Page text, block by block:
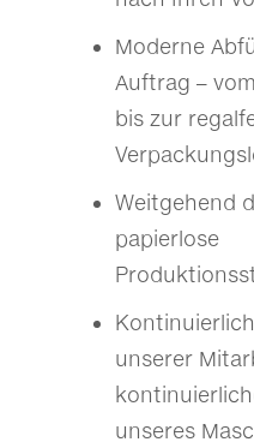
Moderne
Auftrag –
bis zur
Weitgehend
papierlose
unserer
unseres